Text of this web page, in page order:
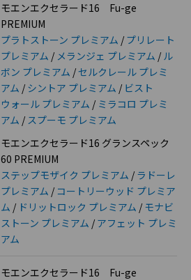
モエンエクセラード16 Fu-ge
PREMIUM
プラトストーン プレミアム / プリレート
プレミアム / メランジェ プレミアム / ル
ボン プレミアム /セルクレール プレミ
アム / シントア プレミアム / ビスト
ウォール プレミアム / ミラコロ プレミ
アム / スプーモ プレミアム
モエンエクセラード16 グランスペック
60 PREMIUM
ステップモザイク プレミアム / ラドーレ
プレミアム / コートリーウッド プレミア
ム / ドリットロック プレミアム / モナビ
ストーン プレミアム / アフェット プレミ
アム
モエンエクセラード16 Fu-ge